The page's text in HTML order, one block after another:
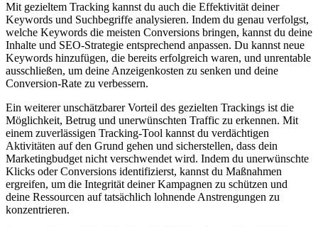
Mit gezieltem Tracking kannst du auch ‍die Effektivität deiner
Keywords​ und Suchbegriffe ‌analysieren.⁢ Indem du genau verfolgst,
welche Keywords⁣ die meisten Conversions⁢ bringen, kannst du deine⁢
Inhalte‌ und SEO-Strategie ​entsprechend anpassen.​ Du kannst neue
Keywords⁣ hinzufügen, die‍ bereits erfolgreich ⁣waren, und unrentable
ausschließen, ​um deine Anzeigenkosten zu senken und​ deine
Conversion-Rate zu ⁣verbessern.
Ein weiterer ‍unschätzbarer Vorteil des gezielten Trackings ist ⁤die ​
Möglichkeit, Betrug‍ und unerwünschten ⁢Traffic zu ⁢erkennen. Mit
einem zuverlässigen Tracking-Tool kannst⁢ du verdächtigen
Aktivitäten auf ​den Grund‍ gehen und⁤ sicherstellen, dass dein
Marketingbudget nicht verschwendet ⁢wird. Indem du unerwünschte
Klicks oder Conversions‍ identifizierst, ⁢kannst ‍du Maßnahmen
ergreifen, um ​die Integrität deiner Kampagnen zu schützen und
deine⁢ Ressourcen auf ‌tatsächlich lohnende ‌Anstrengungen⁤ zu
konzentrieren.